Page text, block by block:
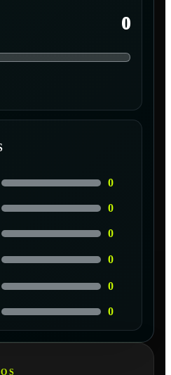
0
0
0
0
0
0
0